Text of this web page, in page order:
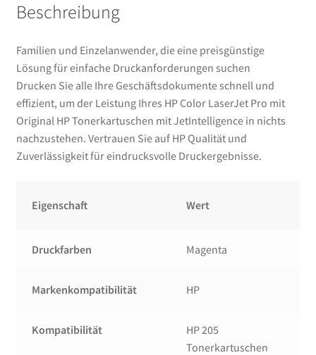
Beschreibung
Familien und Einzelanwender, die eine preisgünstige
Lösung für einfache Druckanforderungen suchen
Drucken Sie alle Ihre Geschäftsdokumente schnell und
effizient, um der Leistung Ihres HP Color LaserJet Pro mit
Original HP Tonerkartuschen mit JetIntelligence in nichts
nachzustehen. Vertrauen Sie auf HP Qualität und
Zuverlässigkeit für eindrucksvolle Druckergebnisse.
Eigenschaft Wert
Druckfarben Magenta
Markenkompatibilität HP
Kompatibilität
HP 205
Tonerkartuschen